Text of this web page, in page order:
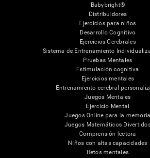
Babybright®
Distribuidores
Ejercicios para niños
Desarrollo Cognitivo
Ejercicios Cerebrales
Sistema de Entrenamiento
Pruebas Mentales
Estimulación cognitiva
Ejercicios mentales
Entrenamiento cerebral
Juegos Mentales
Ejercicio Mental
Juegos Online para la memoria
Juegos Matemáticos
Comprensión lectora
Niños con altas capacidades
Retos mentales